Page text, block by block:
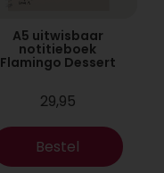
A5 uitwisbaar
notitieboek
Flamingo Dessert
29,95
Bestel